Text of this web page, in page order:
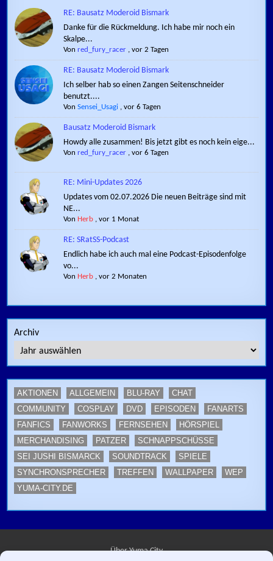
RE: Bausatz Moderoid Bismark
Danke für die Rückmeldung. Ich habe mir noch ein
Skalpe...
Vonred_fury_racer ,vor 2 Tagen
RE: Bausatz Moderoid Bismark
Ich selber hab so einen Zangen Seitenschneider
benutzt....
VonSensei_Usagi ,vor 6 Tagen
Bausatz Moderoid Bismark
Howdy alle zusammen! Bis jetzt gibt es noch kein eige...
Vonred_fury_racer ,vor 6 Tagen
RE: Mini-Updates 2026
Updates vom 02.07.2026 Die neuen Beiträge sind mit
NE...
Von Herb ,vor 1 Monat
RE: SRatSS-Podcast
Endlich habe ich auch mal eine Podcast-Episodenfolge
vo...
Von Herb ,vor 2 Monaten
Archiv
AKTIONEN ALLGEMEIN BLU-RAY
CHAT
COMMUNITY
COSPLAY DVD EPISODEN
FANARTS
FANFICS
FANWORKS FERNSEHEN
HÖRSPIEL
MERCHANDISING
PATZER
SCHNAPPSCHÜSSE
SEI JUSHI BISMARCK
SOUNDTRACK
SPIELE
SYNCHRONSPRECHER
TREFFEN WALLPAPER
WEP
YUMA-CITY.DE
Über Yuma City